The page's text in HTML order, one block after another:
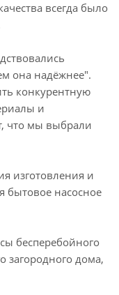
всегда было
она надёжнее".
конкурентную
и
что мы выбрали
изготовления и
бытовое насосное
бесперебойного
загородного дома,